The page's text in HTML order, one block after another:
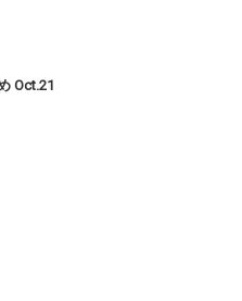
Oct.21